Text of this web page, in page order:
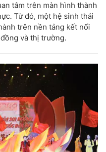
tâm trên màn hình thành
Từ đó, một hệ sinh thái
trên nền tảng kết nối
và thị trường.